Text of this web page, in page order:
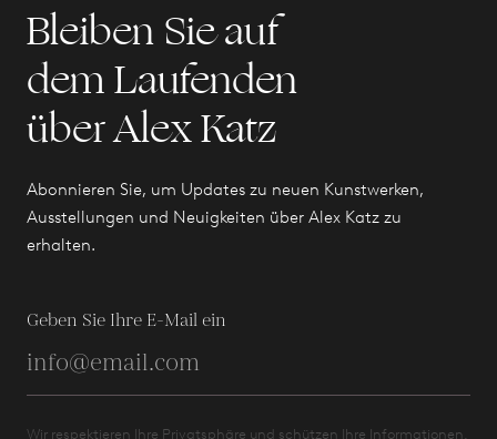
Bleiben Sie auf
dem Laufenden
über Alex Katz
Abonnieren Sie, um Updates zu neuen Kunstwerken,
Ausstellungen und Neuigkeiten über Alex Katz zu
erhalten.
Geben Sie Ihre E-Mail ein
Wir respektieren Ihre Privatsphäre und schützen Ihre Informationen.